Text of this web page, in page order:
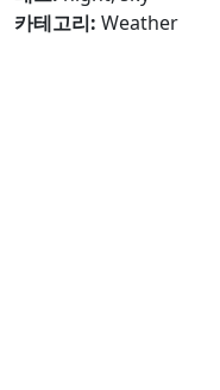
카테고리: Weather